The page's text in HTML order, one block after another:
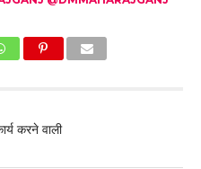
करने वाली